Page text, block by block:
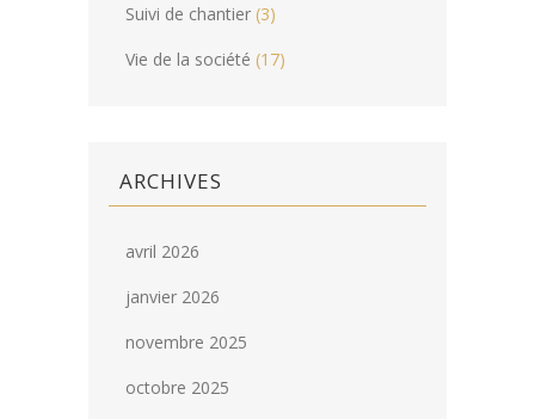
Suivi de chantier (3)
Vie de la société (17)
ARCHIVES
avril 2026
janvier 2026
novembre 2025
octobre 2025